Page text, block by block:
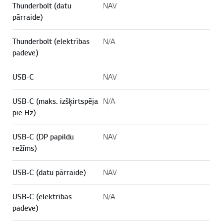
Thunderbolt (datu
pārraide)
NAV
Thunderbolt (elektrības
padeve)
N/A
USB-C NAV
USB-C (maks. izšķirtspēja
pie Hz)
N/A
USB-C (DP papildu
režīms)
NAV
USB-C (datu pārraide) NAV
USB-C (elektrības
padeve)
N/A